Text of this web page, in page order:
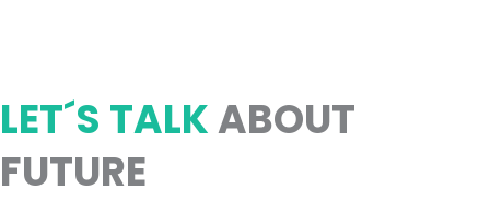
LET´S TALKABOUT
FUTURE